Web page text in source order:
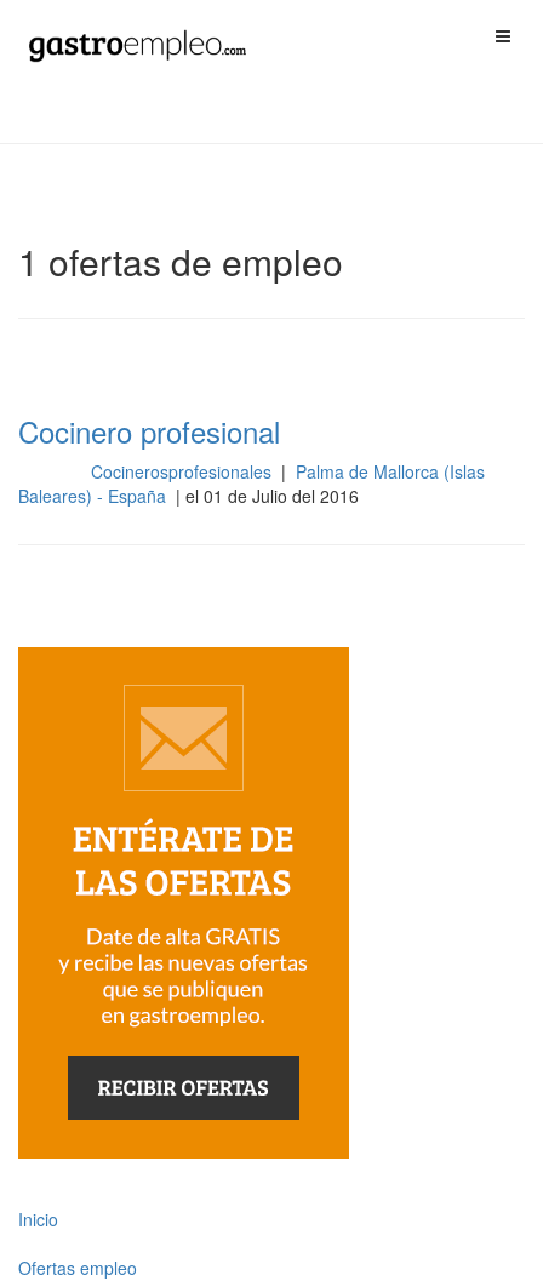
1 ofertas de empleo
Cocinero profesional
Cocinerosprofesionales | Palma de Mallorca (Islas
Baleares) - España | el 01 de Julio del 2016
Inicio
Ofertas empleo